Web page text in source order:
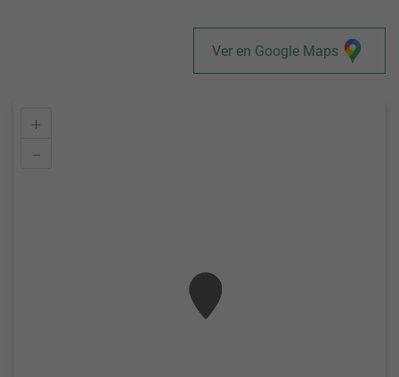
Ver en Google Maps
+
–